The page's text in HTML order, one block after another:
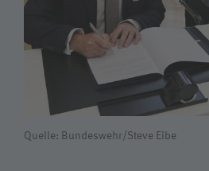
Karriere
Wie können wir Ihnen helfen?
Suchwert
Quelle: Bundeswehr/Steve Eibe